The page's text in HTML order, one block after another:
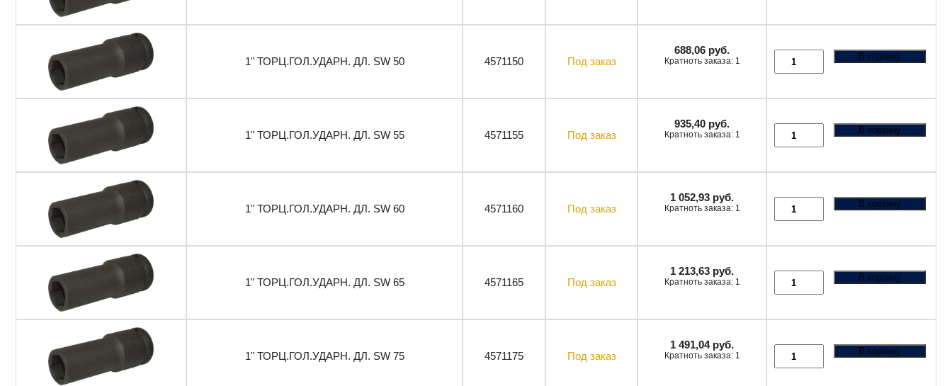
1" ТОРЦ.ГОЛ.УДАРН. ДЛ. SW 50 4571150 Под заказ
688,06 руб.
Кратноть заказа: 1 В корзину
1" ТОРЦ.ГОЛ.УДАРН. ДЛ. SW 55 4571155 Под заказ
935,40 руб.
Кратноть заказа: 1 В корзину
1" ТОРЦ.ГОЛ.УДАРН. ДЛ. SW 60 4571160 Под заказ
1 052,93 руб.
Кратноть заказа: 1 В корзину
1" ТОРЦ.ГОЛ.УДАРН. ДЛ. SW 65 4571165 Под заказ
1 213,63 руб.
Кратноть заказа: 1 В корзину
1" ТОРЦ.ГОЛ.УДАРН. ДЛ. SW 75 4571175 Под заказ
1 491,04 руб.
Кратноть заказа: 1 В корзину